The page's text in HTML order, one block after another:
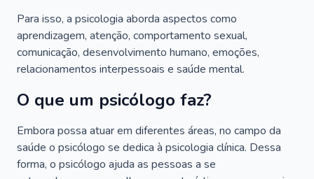
Para isso, a psicologia aborda aspectos como
aprendizagem, atenção, comportamento sexual,
comunicação, desenvolvimento humano, emoções,
relacionamentos interpessoais e saúde mental.
O que um psicólogo faz?
Embora possa atuar em diferentes áreas, no campo da
saúde o psicólogo se dedica à psicologia clínica. Dessa
forma, o psicólogo ajuda as pessoas a se